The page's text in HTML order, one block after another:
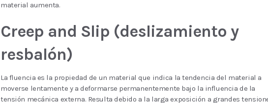
material aumenta.
Creep and Slip (deslizamiento y
resbalón)
La fluencia es la propiedad de un material que indica la tendencia del material a
moverse lentamente y a deformarse permanentemente bajo la influencia de la
tensión mecánica externa. Resulta debido a la larga exposición a grandes